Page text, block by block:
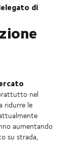
di
nel
ridurre le
aumentando
su strada,